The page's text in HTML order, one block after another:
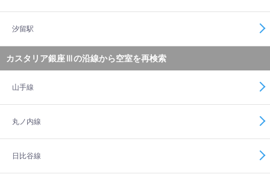
汐留駅
カスタリア銀座Ⅲの沿線から空室を再検索
山手線
丸ノ内線
日比谷線